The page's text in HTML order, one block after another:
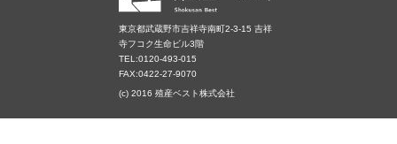
東京都武蔵野市吉祥寺南町2-3-15 吉祥
寺フコク生命ビル3階
TEL:0120-493-015
FAX:0422-27-9070
(c) 2016 殖産ベスト株式会社